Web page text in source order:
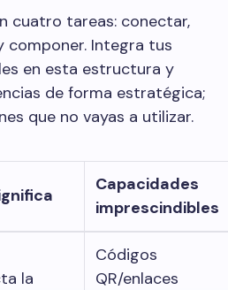
cuatro tareas: conectar,
componer. Integra tus
en esta estructura y
de forma estratégica;
que no vayas a utilizar.
Capacidades
imprescindibles
la
Códigos
QR/enlaces